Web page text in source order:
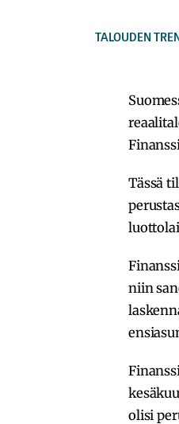
TALOUDEN
Tässä
niin
olisi